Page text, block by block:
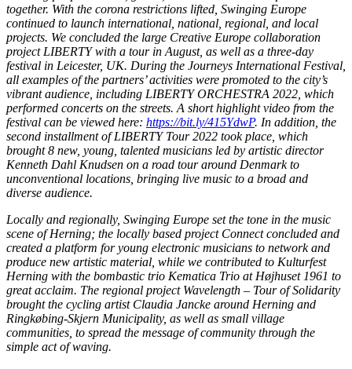
together. With the corona restrictions lifted, Swinging Europe
continued to launch international, national, regional, and local
projects. We concluded the large Creative Europe collaboration
project LIBERTY with a tour in August, as well as a three-day
festival in Leicester, UK. During the Journeys International Festival,
all examples of the partners’ activities were promoted to the city’s
vibrant audience, including LIBERTY ORCHESTRA 2022, which
performed concerts on the streets. A short highlight video from the
festival can be viewed here: https://bit.ly/415YdwP. In addition, the
second installment of LIBERTY Tour 2022 took place, which
brought 8 new, young, talented musicians led by artistic director
Kenneth Dahl Knudsen on a road tour around Denmark to
unconventional locations, bringing live music to a broad and
diverse audience.
Locally and regionally, Swinging Europe set the tone in the music
scene of Herning; the locally based project Connect concluded and
created a platform for young electronic musicians to network and
produce new artistic material, while we contributed to Kulturfest
Herning with the bombastic trio Kematica Trio at Højhuset 1961 to
great acclaim. The regional project Wavelength – Tour of Solidarity
brought the cycling artist Claudia Jancke around Herning and
Ringkøbing-Skjern Municipality, as well as small village
communities, to spread the message of community through the
simple act of waving.